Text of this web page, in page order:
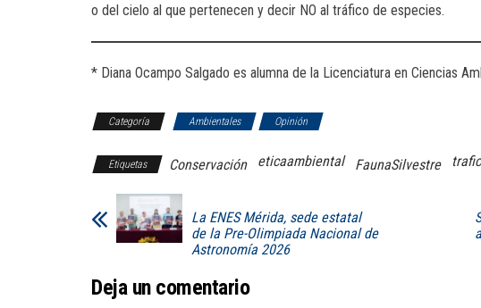
o del cielo al que pertenecen y decir NO al tráfico de especies.
* Diana Ocampo Salgado es alumna de la Licenciatura en Ciencias
Categoría Ambientales Opinión
Etiquetas Conservación eticaambiental FaunaSilvestre
La ENES Mérida, sede estatal
de la Pre-Olimpiada Nacional de
Astronomía 2026
Deja un comentario